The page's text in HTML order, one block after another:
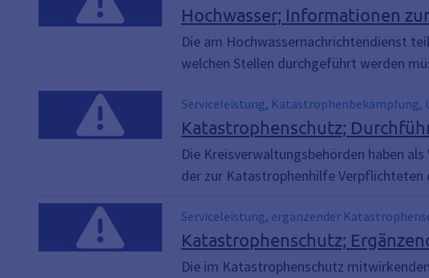
Hochwasser; Informationen
Die am Hochwassernachrichtendienst
welchen Stellen durchgeführt werden
Serviceleistung, Katastrophenbekämpfung,
Katastrophenschutz;
Die Kreisverwaltungsbehörden haben
der zur Katastrophenhilfe Verpflichteten
Serviceleistung, ergänzender
Katastrophenschutz;
Die im Katastrophenschutz